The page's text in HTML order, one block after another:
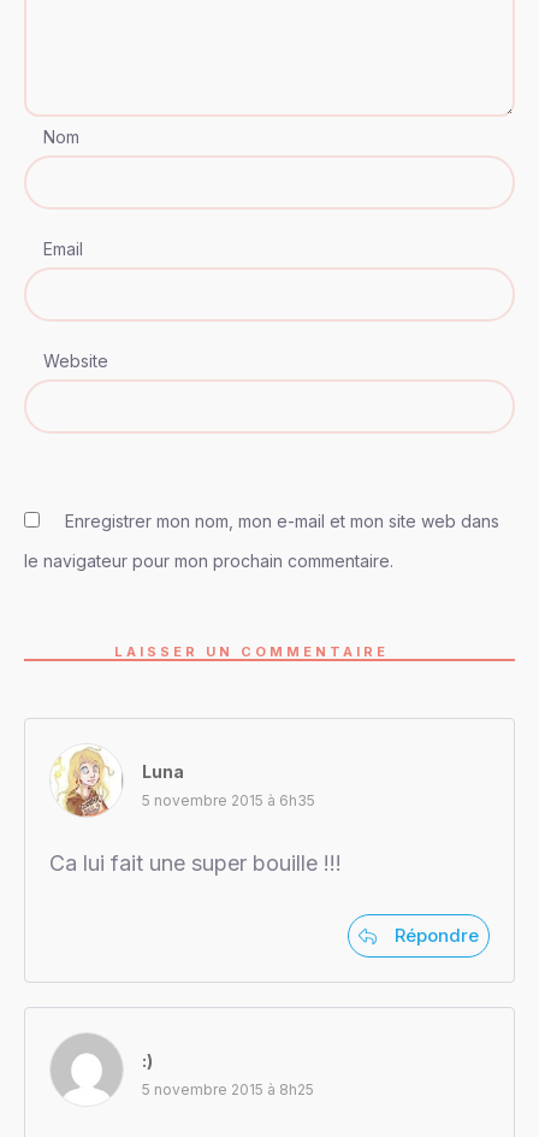
Nom
Email
Website
Enregistrer mon nom, mon e-mail et mon site web dans
le navigateur pour mon prochain commentaire.
LAISSER UN COMMENTAIRE
Luna
5 novembre 2015 à 6h35
Ca lui fait une super bouille !!!
Répondre
:)
5 novembre 2015 à 8h25